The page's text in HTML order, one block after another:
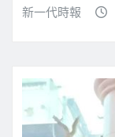
新一代時報